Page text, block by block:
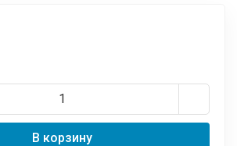
В корзину